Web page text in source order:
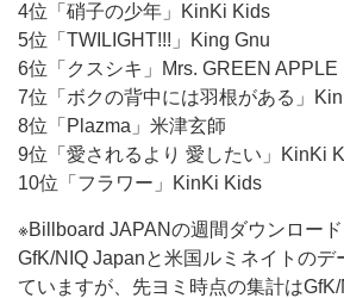
4位「硝子の少年」KinKi Kids
5位「TWILIGHT!!!」King Gnu
6位「クスシキ」Mrs. GREEN APPLE
7位「ボクの背中には羽根がある」
8位「Plazma」米津玄師
9位「愛されるより 愛したい」KinKi
10位「フラワー」KinKi Kids
※Billboard JAPANの週間ダウンロー
GfK/NIQ Japanと米国ルミネイトのデ
ていますが、先ヨミ時点の集計は